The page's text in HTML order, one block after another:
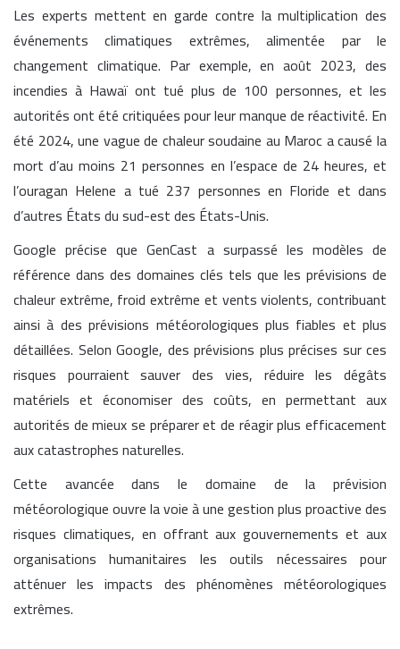
Les experts mettent en garde contre la multiplication des
événements climatiques extrêmes, alimentée par le
changement climatique. Par exemple, en août 2023, des
incendies à Hawaï ont tué plus de 100 personnes, et les
autorités ont été critiquées pour leur manque de réactivité. En
été 2024, une vague de chaleur soudaine au Maroc a causé la
mort d’au moins 21 personnes en l’espace de 24 heures, et
l’ouragan Helene a tué 237 personnes en Floride et dans
d’autres États du sud-est des États-Unis.
Google précise que GenCast a surpassé les modèles de
référence dans des domaines clés tels que les prévisions de
chaleur extrême, froid extrême et vents violents, contribuant
ainsi à des prévisions météorologiques plus fiables et plus
détaillées. Selon Google, des prévisions plus précises sur ces
risques pourraient sauver des vies, réduire les dégâts
matériels et économiser des coûts, en permettant aux
autorités de mieux se préparer et de réagir plus efficacement
aux catastrophes naturelles.
Cette avancée dans le domaine de la prévision
météorologique ouvre la voie à une gestion plus proactive des
risques climatiques, en offrant aux gouvernements et aux
organisations humanitaires les outils nécessaires pour
atténuer les impacts des phénomènes météorologiques
extrêmes.